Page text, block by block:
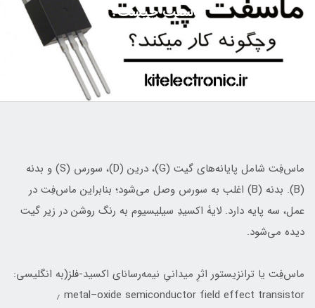
ماسفت چیست؟
ماس‌فِت شامل پایانه‌های گیت (G)، درین (D)، سورس (S) و بدنه
(B). بدنه (B) اغلب به سورس وصل می‌شود؛ بنابراین ماس‌فِت در
عمل، سه‌ پایه دارد. لایۀ اکسیدِ سیلیسیوم به رنگ روشن در زیر گیت
دیده می‌شود.
ماس‌فِت یا ترانزیستور اثرِ میدانیِ نیمه‌رسانای اکسید-فلز(به انگلیسی:
metal–oxide semiconductor field effect transistor ٫